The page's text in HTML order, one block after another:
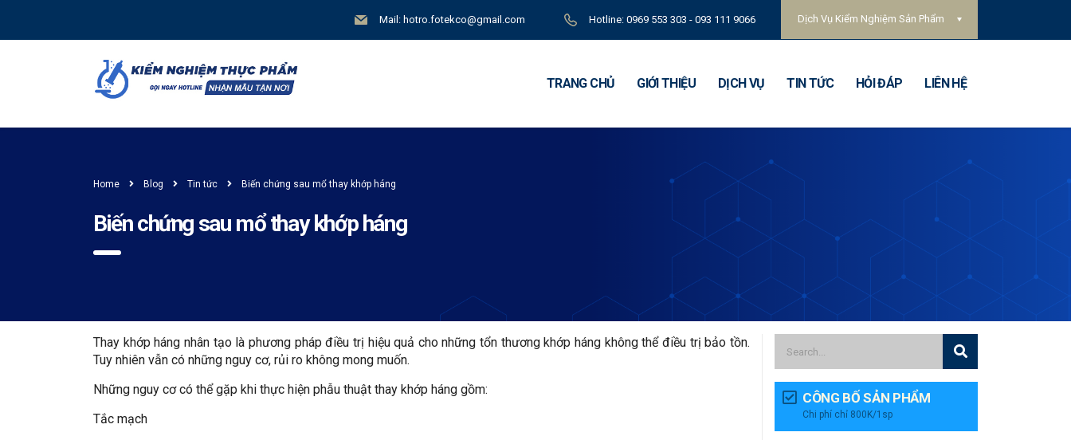
Dịch Vụ Kiểm Nghiệm Sản Phẩm
Mail: hotro.fotekco@gmail.com Hotline: 0969 553 303 - 093 111 9066
TRANG CHỦ GIỚI THIỆU DỊCH VỤ TIN TỨC HỎI ĐÁP LIÊN HỆ
Home Blog Tin tức Biến chứng sau mổ thay khớp háng
Biến chứng sau mổ thay khớp háng
Thay khớp háng nhân tạo là phương pháp điều trị hiệu quả cho những tổn thương khớp háng không thể điều trị bảo tồn.
Tuy nhiên vẫn có những nguy cơ, rủi ro không mong muốn.
Những nguy cơ có thể gặp khi thực hiện phẫu thuật thay khớp háng gồm:
Tắc mạch
CÔNG BỐ SẢN PHẨM
Chi phí chỉ 800K/1sp